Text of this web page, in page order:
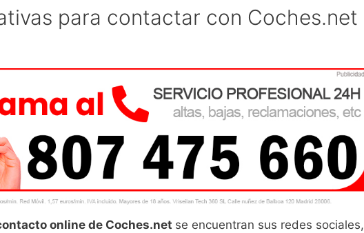
para contactar con Coches.net
online de Coches.net se encuentran sus redes sociales,